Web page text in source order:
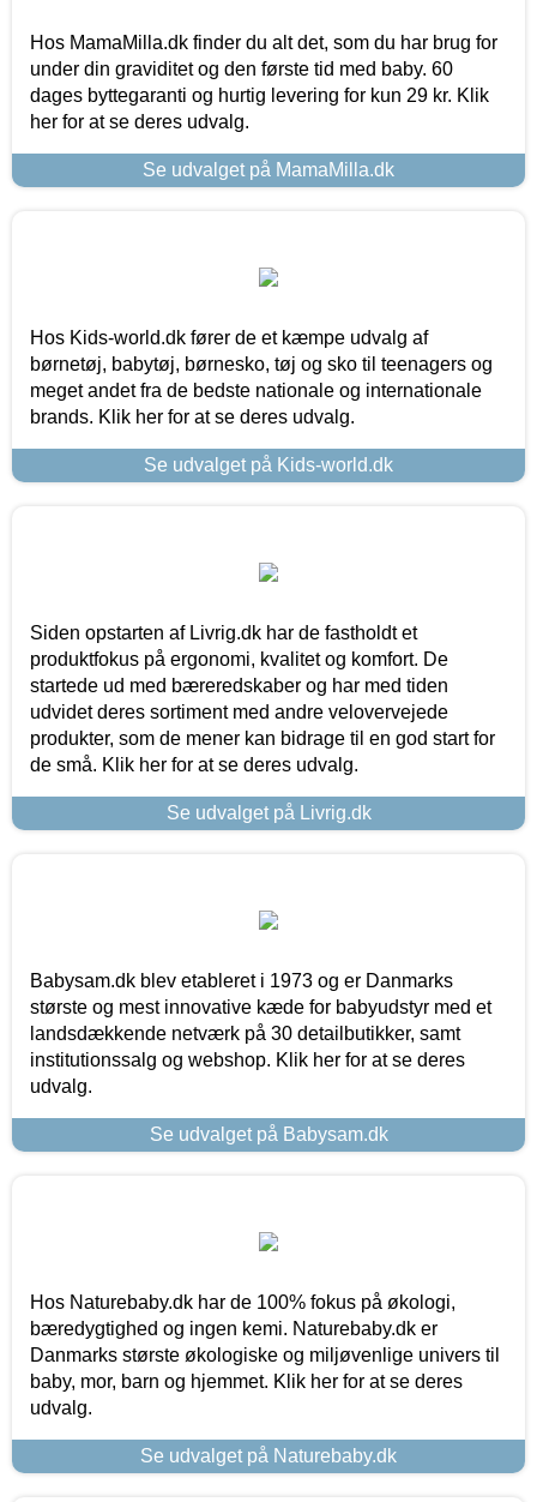
Hos MamaMilla.dk finder du alt det, som du har brug for
under din graviditet og den første tid med baby. 60
dages byttegaranti og hurtig levering for kun 29 kr. Klik
her for at se deres udvalg.
Se udvalget på MamaMilla.dk
Hos Kids-world.dk fører de et kæmpe udvalg af
børnetøj, babytøj, børnesko, tøj og sko til teenagers og
meget andet fra de bedste nationale og internationale
brands. Klik her for at se deres udvalg.
Se udvalget på Kids-world.dk
Siden opstarten af Livrig.dk har de fastholdt et
produktfokus på ergonomi, kvalitet og komfort. De
startede ud med bæreredskaber og har med tiden
udvidet deres sortiment med andre velovervejede
produkter, som de mener kan bidrage til en god start for
de små. Klik her for at se deres udvalg.
Se udvalget på Livrig.dk
Babysam.dk blev etableret i 1973 og er Danmarks
største og mest innovative kæde for babyudstyr med et
landsdækkende netværk på 30 detailbutikker, samt
institutionssalg og webshop. Klik her for at se deres
udvalg.
Se udvalget på Babysam.dk
Hos Naturebaby.dk har de 100% fokus på økologi,
bæredygtighed og ingen kemi. Naturebaby.dk er
Danmarks største økologiske og miljøvenlige univers til
baby, mor, barn og hjemmet. Klik her for at se deres
udvalg.
Se udvalget på Naturebaby.dk